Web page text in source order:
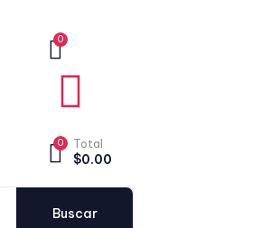
0
0 Total
$0.00
Buscar